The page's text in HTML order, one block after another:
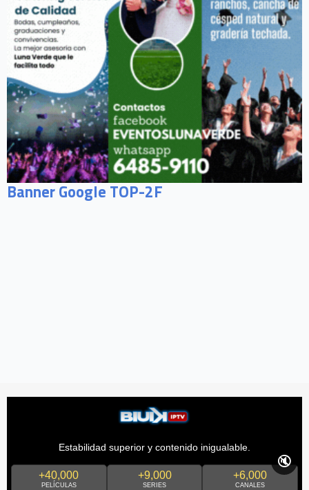
Banner Google TOP-2F
Estabilidad superior y contenido inigualable.
+40,000
PELÍCULAS
+9,000
SERIES
+6,000
CANALES
🔇